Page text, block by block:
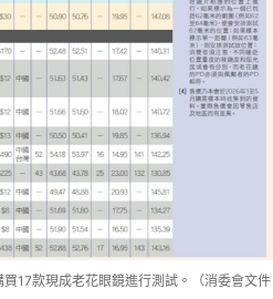
17款現成老花眼鏡進行測試。（消委會文件